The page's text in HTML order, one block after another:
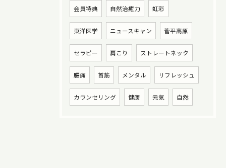
会員特典 自然治癒力 虹彩
東洋医学 ニュースキャン 菅平高原
セラピー 肩こり ストレートネック
腰痛 首筋 メンタル リフレッシュ
カウンセリング 健康 元気 自然